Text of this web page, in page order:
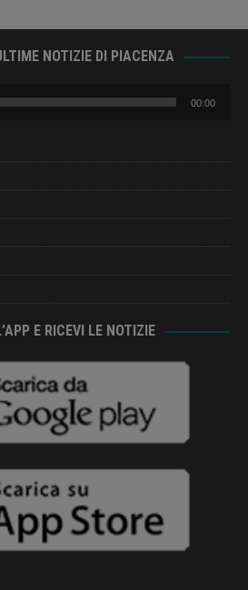
NOTIZIE DI PIACENZA
00:00
E RICEVI LE NOTIZIE